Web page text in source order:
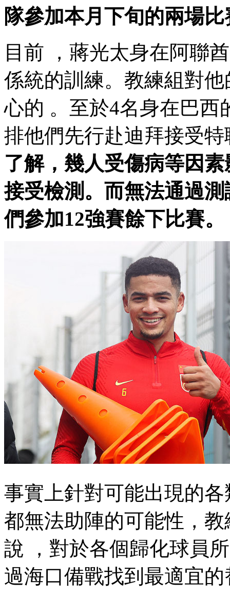
隊參加本月下旬的兩場比賽
目前 ，蔣光太身在阿聯酋
係統的訓練。教練組對
心的 。至於4名身在巴西
排他們先行赴迪拜接受特
了解 ，幾人受傷病等因素
接受檢測 。而無法通過
們參加12強賽餘下比賽。
事實上針對可能出現的各
都無法助陣的可能性 ，
說 ，對於各個歸化球員
過海口備戰找到最適宜的